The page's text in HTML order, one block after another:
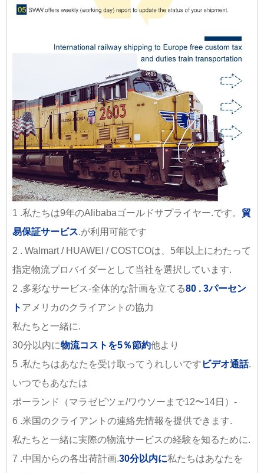
1 .私たちは9年のAlibabaゴールドサプライヤー.です。 貿
易保証サービス.が利用可能です
2 . Walmart / HUAWEI / COSTCOは、5年以上にわたって
指定物流プロバイダーとして当社を選択しています.
2 .多彩なサービス-全体的な計画を立てる80 . 3パーセン
ト アメリカのクライアントの協力
私たちと一緒に.
30分以内に物流コストを5％節約他より
5 .私たちはあなたを受け取ってうれしいです ビデオ通話.
いつでもあなたは
ポーランド（マラゼビツェ/ワウソーまで12〜14日）-
6 .米国のクライアントの連絡先情報を提供できます.
私たちと一緒に実際の物流サービスの経験を知るために.
7 .中国からの各出荷計画.30分以内に私たちはあなたを